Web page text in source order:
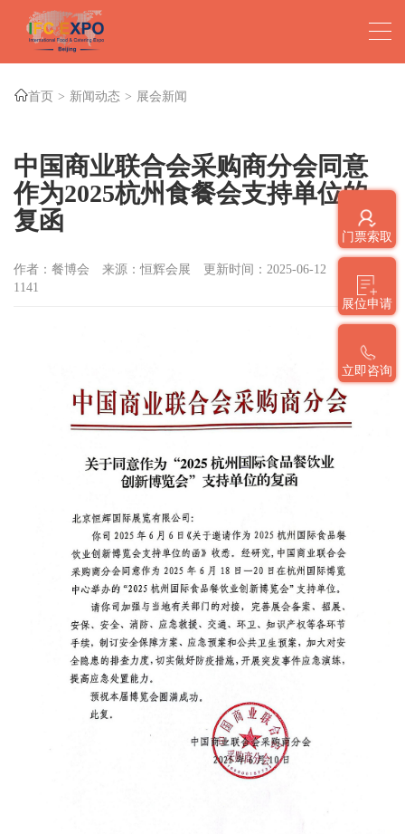
门票索取
展位申请
立即咨询
首页 新闻动态 展会新闻
中国商业联合会采购商分会同意
作为2025杭州食餐会支持单位的
复函
作者：餐博会 来源：恒辉会展 更新时间：2025-06-12
1141